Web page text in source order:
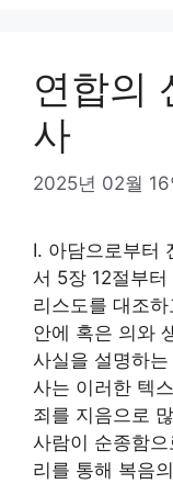
연합의
사
2025년 02월 16
Ⅰ. 아담으로부터
서 5장 12절부
리스도를 대조
안에 혹은 의와
사실을 설명하
사는 이러한 텍
죄를 지음으로
사람이 순종함
리를 통해 복음